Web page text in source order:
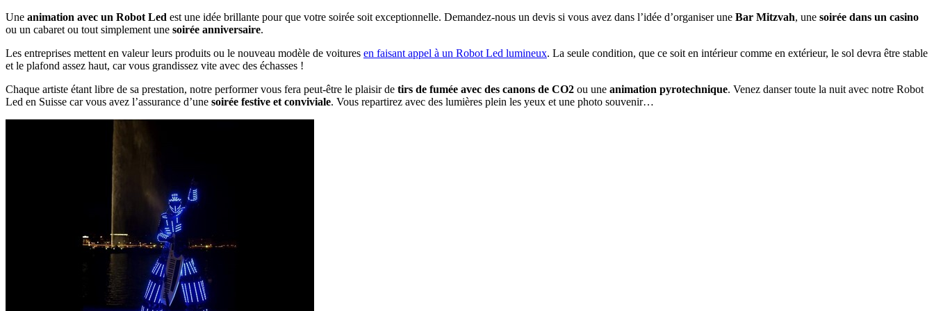
Une animation avec un Robot Led est une idée brillante pour que votre soirée soit exceptionnelle. Demandez-nous un devis si vous avez dans l’idée d’organiser une Bar Mitzvah, une soirée dans un casino
ou un cabaret ou tout simplement une soirée anniversaire.
Les entreprises mettent en valeur leurs produits ou le nouveau modèle de voitures en faisant appel à un Robot Led lumineux. La seule condition, que ce soit en intérieur comme en extérieur, le sol devra être stable
et le plafond assez haut, car vous grandissez vite avec des échasses !
Chaque artiste étant libre de sa prestation, notre performer vous fera peut-être le plaisir de tirs de fumée avec des canons de CO2 ou une animation pyrotechnique. Venez danser toute la nuit avec notre Robot
Led en Suisse car vous avez l’assurance d’une soirée festive et conviviale. Vous repartirez avec des lumières plein les yeux et une photo souvenir…